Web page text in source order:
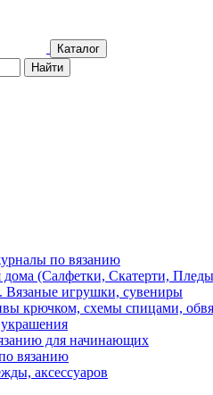
Каталог
Найти
по вязанию
дома (Салфетки, Скатерти,
игрушки, сувениры
крючком, схемы спицами,
для начинающих
вязанию
аксессуаров